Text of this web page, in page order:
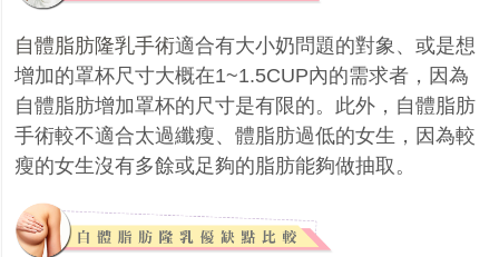
自體脂肪隆乳手術適合有大小奶問題的對象、或是想
增加的罩杯尺寸大概在1~1.5CUP內的需求者，因為
自體脂肪增加罩杯的尺寸是有限的。此外，自體脂肪
手術較不適合太過纖瘦、體脂肪過低的女生，因為較
瘦的女生沒有多餘或足夠的脂肪能夠做抽取。